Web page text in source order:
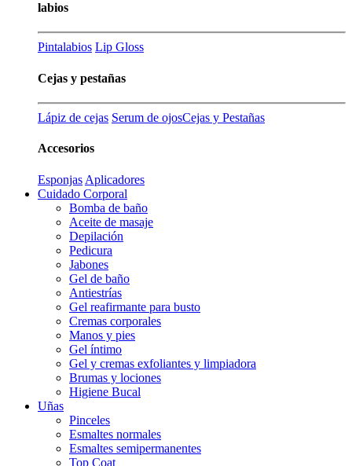
labios
Pintalabios Lip Gloss
Cejas y pestañas
Lápiz de cejas Serum de ojosCejas y Pestañas
Accesorios
Esponjas Aplicadores
Cuidado Corporal
Bomba de baño
Aceite de masaje
Depilación
Pedicura
Jabones
Gel de baño
Antiestrías
Gel reafirmante para busto
Cremas corporales
Manos y pies
Gel íntimo
Gel y cremas exfoliantes y limpiadora
Brumas y lociones
Higiene Bucal
Uñas
Pinceles
Esmaltes normales
Esmaltes semipermanentes
Top Coat